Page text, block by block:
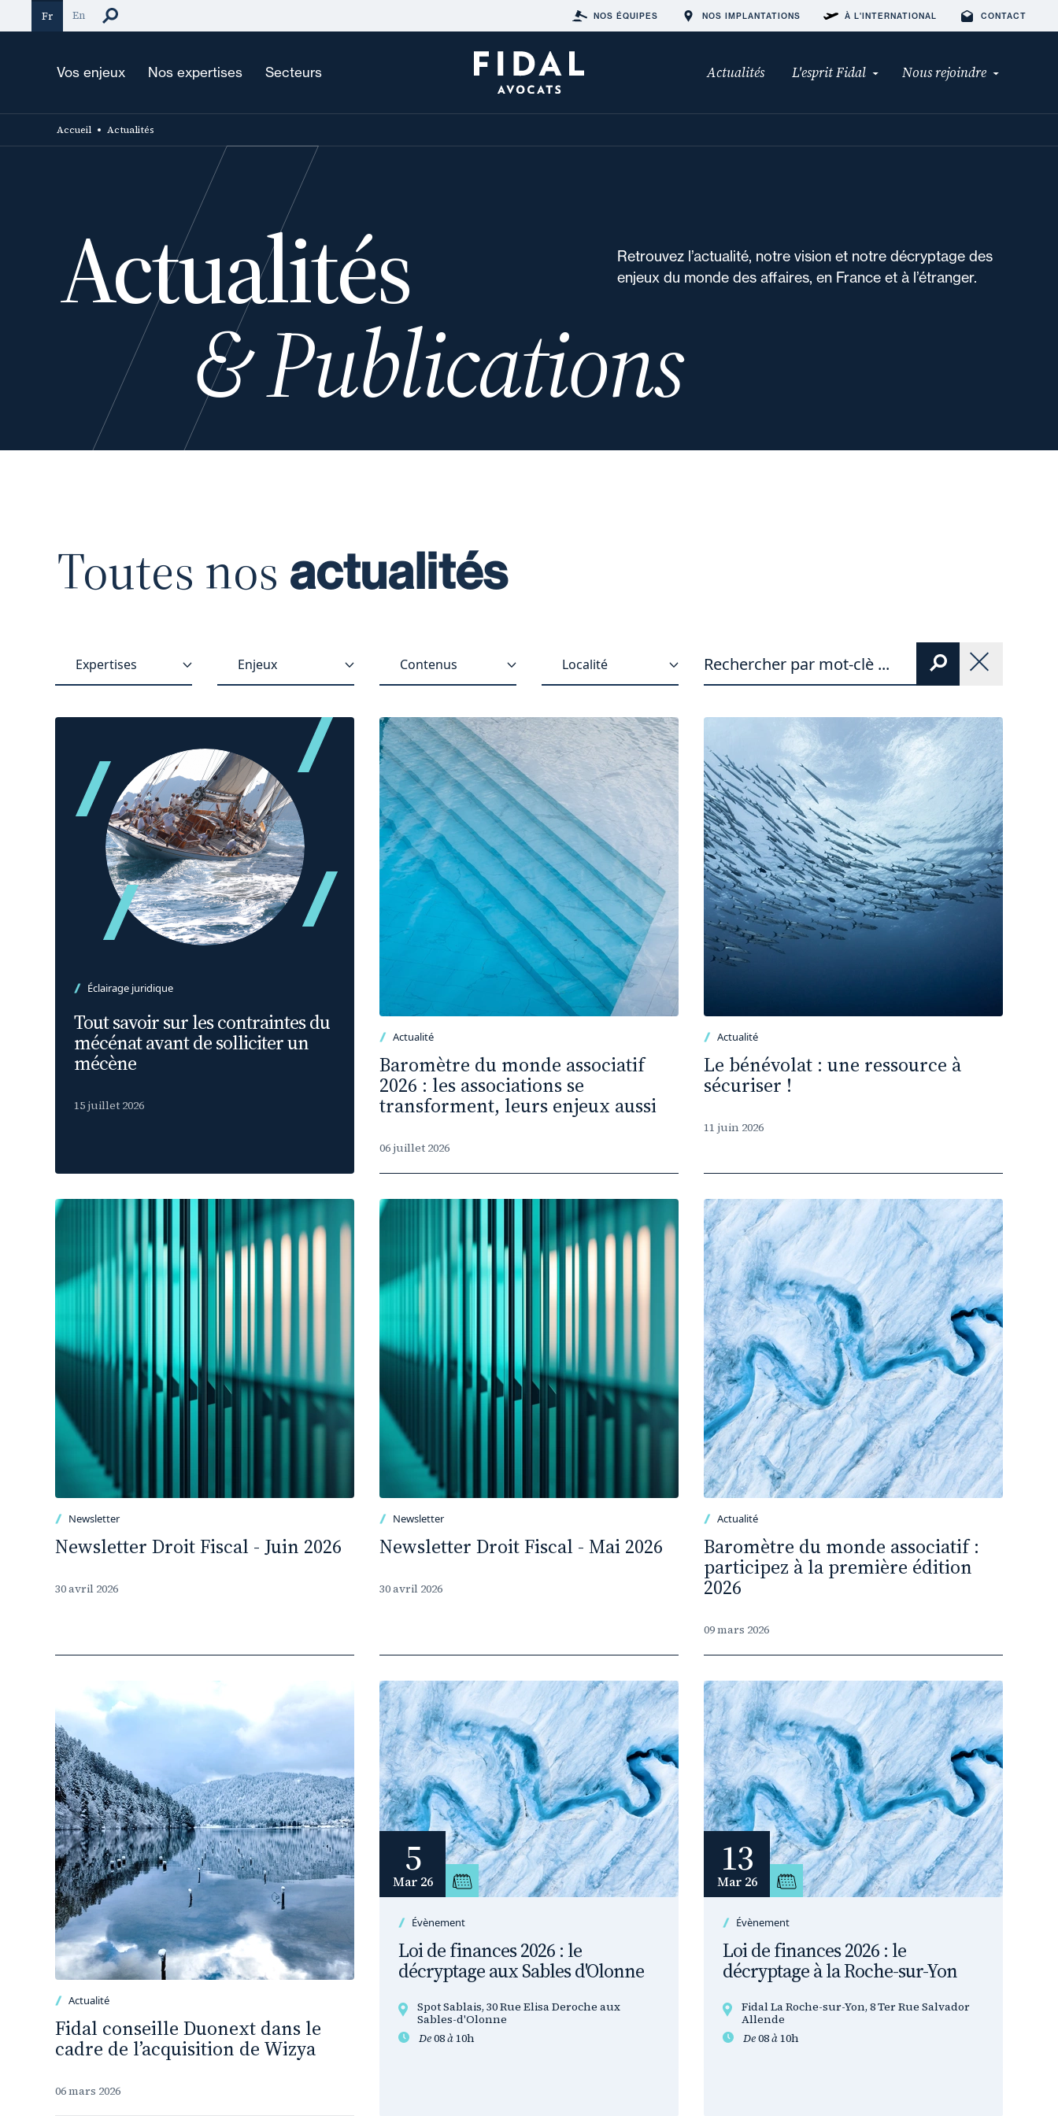
au
Fr En NOS ÉQUIPES NOS IMPLANTATIONS À L'INTERNATIONAL CONTACT
Vos enjeux Nos expertises Secteurs Actualités L'esprit Fidal Nous rejoindre
Accueil Actualités
Actualités
& Publications
Retrouvez l’actualité, notre vision et notre décryptage des
enjeux du monde des affaires, en France et à l’étranger.
Toutes nos actualités
Expertises Enjeux Contenus Localité
Éclairage juridique
Tout savoir sur les contraintes du
mécénat avant de solliciter un
mécène
15 juillet 2026
Actualité
Baromètre du monde associatif
2026 : les associations se
transforment, leurs enjeux aussi
06 juillet 2026
Actualité
Le bénévolat : une ressource à
sécuriser !
11 juin 2026
Newsletter
Newsletter Droit Fiscal - Juin 2026
30 avril 2026
Newsletter
Newsletter Droit Fiscal - Mai 2026
30 avril 2026
Actualité
Baromètre du monde associatif :
participez à la première édition
2026
09 mars 2026
Actualité
Fidal conseille Duonext dans le
cadre de l’acquisition de Wizya
06 mars 2026
5
Mar 26
Évènement
Loi de finances 2026 : le
décryptage aux Sables d'Olonne
Spot Sablais, 30 Rue Elisa Deroche aux
Sables-d'Olonne
De08à10h
13
Mar 26
Évènement
Loi de finances 2026 : le
décryptage à la Roche-sur-Yon
Fidal La Roche-sur-Yon, 8 Ter Rue Salvador
Allende
De08à10h